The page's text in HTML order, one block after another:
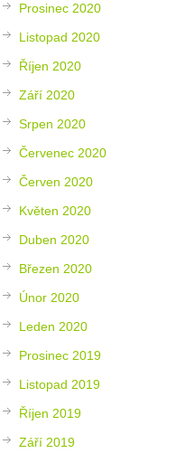
Prosinec 2020
Listopad 2020
Říjen 2020
Září 2020
Srpen 2020
Červenec 2020
Červen 2020
Květen 2020
Duben 2020
Březen 2020
Únor 2020
Leden 2020
Prosinec 2019
Listopad 2019
Říjen 2019
Září 2019